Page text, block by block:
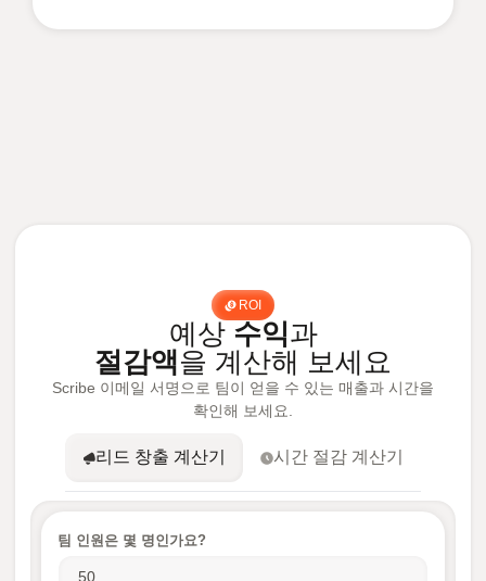
ROI
예상 수익과
절감액을 계산해 보세요
Scribe 이메일 서명으로 팀이 얻을 수 있는 매출과 시간을
확인해 보세요.
리드 창출 계산기 시간 절감 계산기
팀 인원은 몇 명인가요?